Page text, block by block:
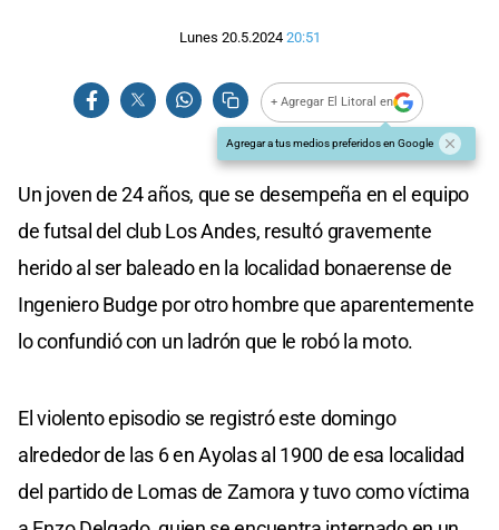
Lunes 20.5.2024 20:51
+ Agregar El Litoral en
Agregar a tus medios preferidos en Google
Un joven de 24 años, que se desempeña en el equipo
de futsal del club Los Andes, resultó gravemente
herido al ser baleado en la localidad bonaerense de
Ingeniero Budge por otro hombre que aparentemente
lo confundió con un ladrón que le robó la moto.
El violento episodio se registró este domingo
alrededor de las 6 en Ayolas al 1900 de esa localidad
del partido de Lomas de Zamora y tuvo como víctima